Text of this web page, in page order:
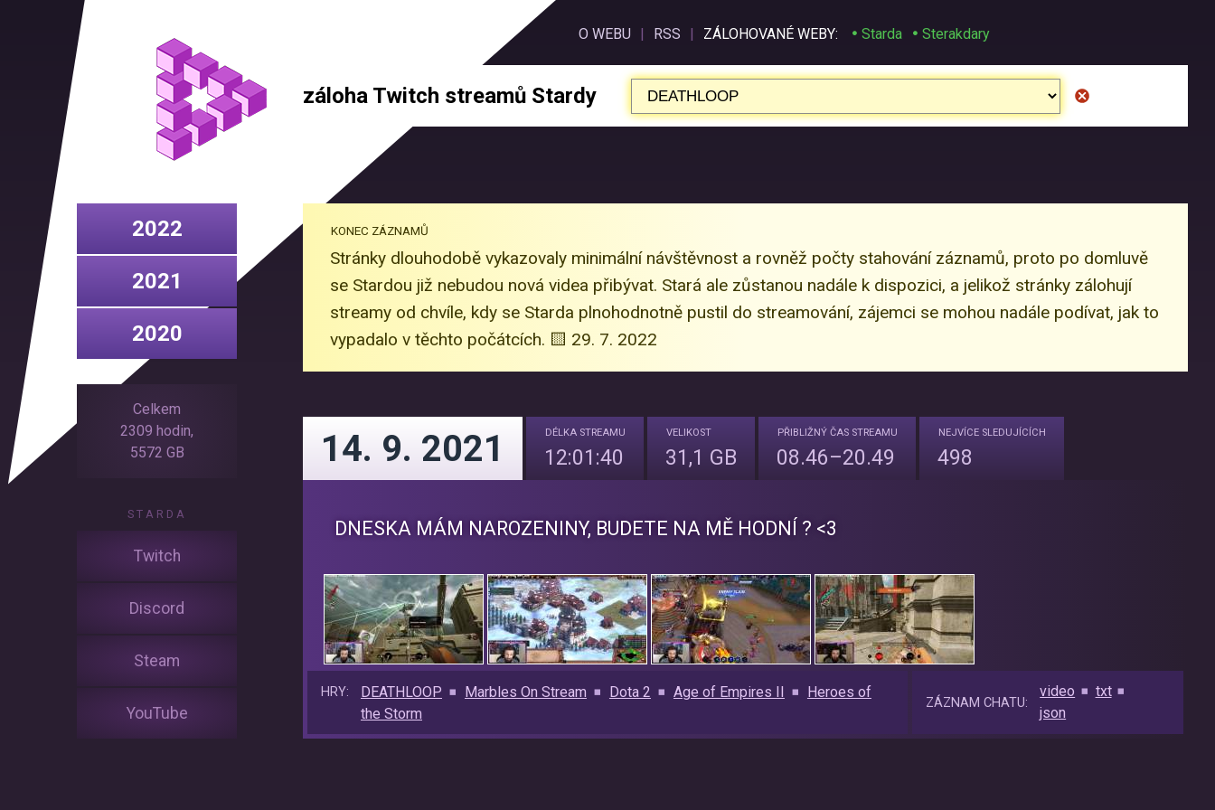
O WEBU | RSS | ZÁLOHOVANÉ WEBY: Starda Sterakdary
záloha Twitch streamů Stardy
2022
2021
2020
Celkem
2309 hodin,
5572 GB
STARDA
Twitch
Discord
Steam
YouTube
KONEC ZÁZNAMŮ
Stránky dlouhodobě vykazovaly minimální návštěvnost a rovněž počty stahování záznamů, proto po domluvě
se Stardou již nebudou nová videa přibývat. Stará ale zůstanou nadále k dispozici, a jelikož stránky zálohují
streamy od chvíle, kdy se Starda plnohodnotně pustil do streamování, zájemci se mohou nadále podívat, jak to
vypadalo v těchto počátcích. 🟨 29. 7. 2022
14. 9. 2021 DÉLKA STREAMU
12:01:40
VELIKOST
31,1 GB
PŘIBLIŽNÝ ČAS STREAMU
08.46–20.49
NEJVÍCE SLEDUJÍCÍCH
498
DNESKA MÁM NAROZENINY, BUDETE NA MĚ HODNÍ ? <3
HRY: DEATHLOOP Marbles On Stream Dota 2 Age of Empires II
Heroes of
the Storm
ZÁZNAM CHATU:
video
txt
json